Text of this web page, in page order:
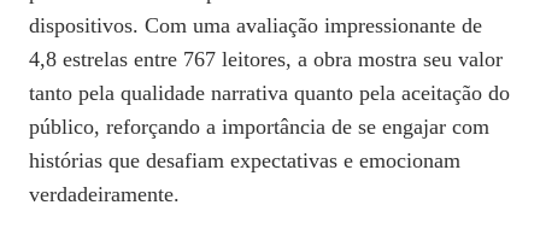
dispositivos. Com uma avaliação impressionante de
4,8 estrelas entre 767 leitores, a obra mostra seu valor
tanto pela qualidade narrativa quanto pela aceitação do
público, reforçando a importância de se engajar com
histórias que desafiam expectativas e emocionam
verdadeiramente.